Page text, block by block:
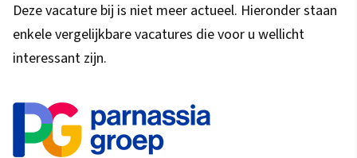
Deze vacature bij is niet meer actueel. Hieronder staan
enkele vergelijkbare vacatures die voor u wellicht
interessant zijn.